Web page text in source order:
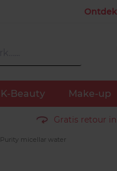
K-Beauty Make-up
Gratis retour
Purity micellar water